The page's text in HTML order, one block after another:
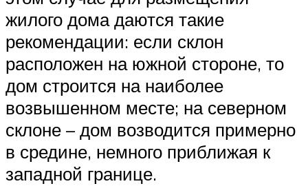
жилого дома даются такие
рекомендации: если склон
расположен на южной стороне, то
дом строится на наиболее
возвышенном месте; на северном
склоне – дом возводится примерно
в средине, немного приближая к
западной границе.